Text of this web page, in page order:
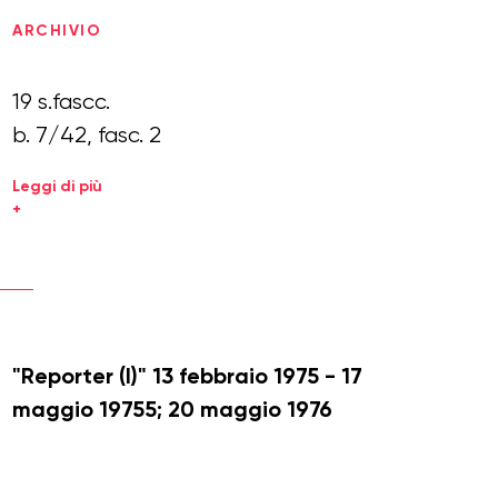
ARCHIVIO
19 s.fascc.
b. 7/42, fasc. 2
Leggi di più
+
"Reporter (I)" 13 febbraio 1975 - 17
maggio 19755; 20 maggio 1976